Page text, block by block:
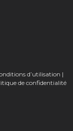
d’utilisation |
de confidentialité